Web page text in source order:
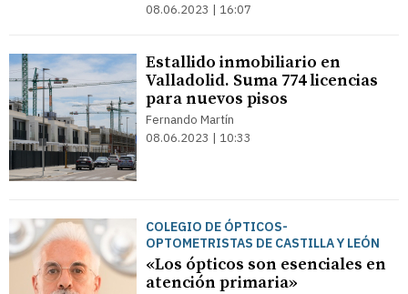
08.06.2023 | 16:07
Estallido inmobiliario en
Valladolid. Suma 774 licencias
para nuevos pisos
Fernando Martín
08.06.2023 | 10:33
COLEGIO DE ÓPTICOS-
OPTOMETRISTAS DE CASTILLA Y LEÓN
«Los ópticos son esenciales en
atención primaria»